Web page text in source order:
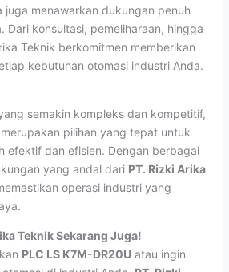
juga menawarkan dukungan penuh
Dari konsultasi, pemeliharaan, hingga
Teknik berkomitmen memberikan
kebutuhan otomasi industri Anda.
semakin kompleks dan kompetitif,
pilihan yang tepat untuk
efektif dan efisien. Dengan berbagai
yang andal dari PT. Rizki Arika
operasi industri yang
Teknik Sekarang Juga!
PLC LS K7M-DR20Uatau ingin